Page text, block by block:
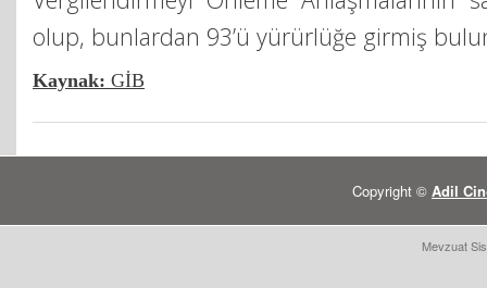
olup, bunlardan 93’ü yürürlüğe girmiş
Kaynak: GİB
Copyright © Adil
Mevzuat